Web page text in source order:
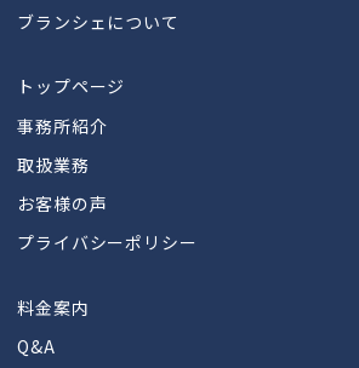
ブランシェについて
トップページ
事務所紹介
取扱業務
お客様の声
プライバシーポリシー
料金案内
Q&A